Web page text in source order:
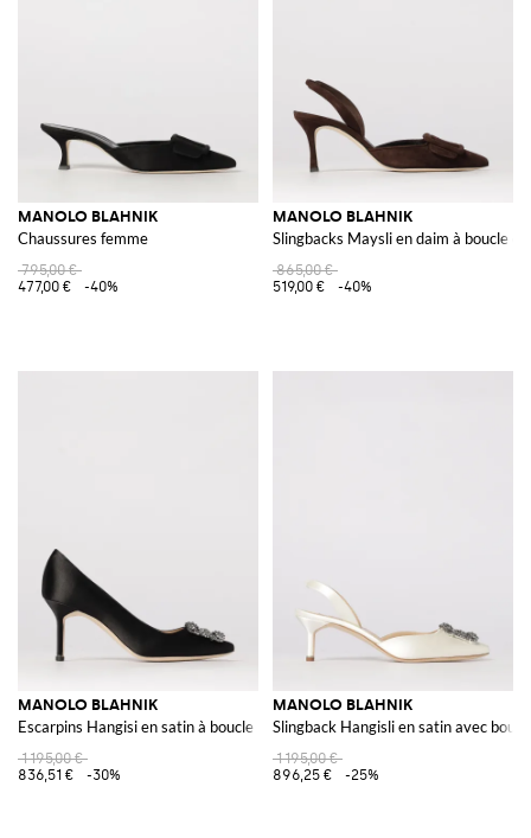
MANOLO BLAHNIK
Chaussures femme
795,00 €
477,00 €
-40%
MANOLO BLAHNIK
Slingbacks Maysli en daim à boucle
865,00 €
519,00 €
-40%
MANOLO BLAHNIK
Escarpins Hangisi en satin à boucle bijou
1 195,00 €
836,51 €
-30%
MANOLO BLAHNIK
Slingback Hangisli en satin avec
1 195,00 €
896,25 €
-25%